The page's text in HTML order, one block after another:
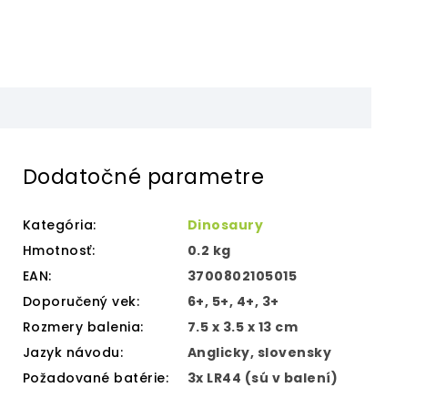
Dodatočné parametre
Kategória:
Dinosaury
Hmotnosť:
0.2 kg
EAN:
3700802105015
Doporučený vek:
6+, 5+, 4+, 3+
Rozmery balenia:
7.5 x 3.5 x 13 cm
Jazyk návodu:
Anglicky, slovensky
Požadované batérie: 3x LR44 (sú v balení)